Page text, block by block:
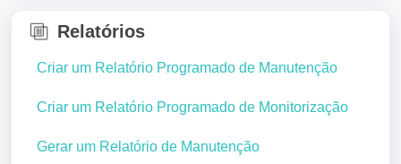
Relatórios
Criar um Relatório Programado de Manutenção
Criar um Relatório Programado de Monitorização
Gerar um Relatório de Manutenção